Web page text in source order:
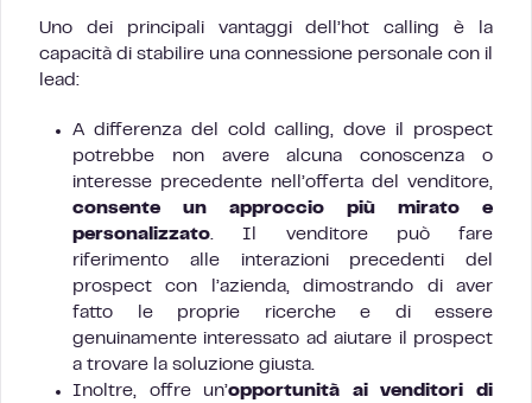
Uno dei principali vantaggi dell’hot calling è la
capacità di stabilire una connessione personale con il
lead:
A differenza del cold calling, dove il prospect
potrebbe non avere alcuna conoscenza o
interesse precedente nell’offerta del venditore,
consente un approccio più mirato e
personalizzato. Il venditore può fare
riferimento alle interazioni precedenti del
prospect con l’azienda, dimostrando di aver
fatto le proprie ricerche e di essere
genuinamente interessato ad aiutare il prospect
a trovare la soluzione giusta.
Inoltre, offre un’opportunità ai venditori di